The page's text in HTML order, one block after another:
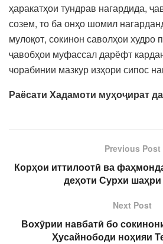
ҳаракатҳои тундрав нагардида,
созем, то ба онҳо шомил
мулоқот, сокинон саволҳои худро
ҷавобҳои муфассал дарёфт
чорабинии мазкур изҳори сипос
Раёсати Хадамоти муҳоҷират
Previous Post
Корҳои иттилоотӣ ва
деҳоти Сурхи
Next Post
Вохӯрии навбатӣ бо
Ҳусайнободи ноҳияи